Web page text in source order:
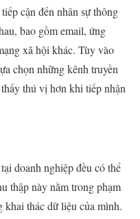
cận đến nhân sự thông
bao gồm email, ứng
xã hội khác. Tùy vào
chọn những kênh truyền
thú vị hơn khi tiếp nhận
doanh nghiệp đều có thể
thập này nằm trong phạm
thác dữ liệu của mình.